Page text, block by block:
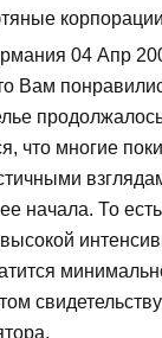
04 Апр
Вам
что многие
начала. То